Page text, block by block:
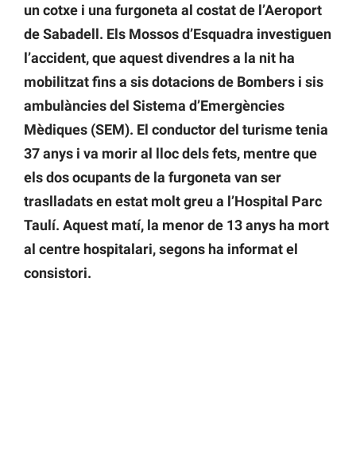
un cotxe i una furgoneta al costat de l’Aeroport
de Sabadell. Els Mossos d’Esquadra investiguen
l’accident, que aquest divendres a la nit ha
mobilitzat fins a sis dotacions de Bombers i sis
ambulàncies del Sistema d’Emergències
Mèdiques (SEM). El conductor del turisme tenia
37 anys i va morir al lloc dels fets, mentre que
els dos ocupants de la furgoneta van ser
traslladats en estat molt greu a l’Hospital Parc
Taulí. Aquest matí, la menor de 13 anys ha mort
al centre hospitalari, segons ha informat el
consistori.